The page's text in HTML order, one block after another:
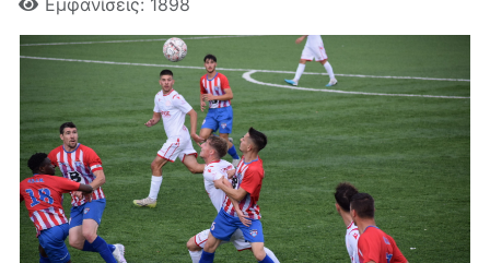
Εμφανίσεις: 1898